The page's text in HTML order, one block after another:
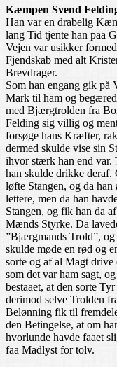
Kæmpen Svend
Han var en drabelig
lang Tid tjente han paa
Vejen var usikker
Fjendskab med alt
Brevdrager.
Som han engang gik på
Mark til ham og
med Bjærgtrolden fra
Felding sig villig og
forsøge hans Kræfter,
dermed skulde vise sin
ihvor stærk han end var.
han skulde drikke deraf.
løfte Stangen, og da
lettere, men da han
Stangen, og fik han da
Mænds Styrke. Da
”Bjærgmands Trold”, og
skulde møde en rød og
sorte og af al Magt drive
som det var ham sagt,
bestaaet, at den sorte
derimod selve Trolden
Belønning fik til
den Betingelse, at om
hvorlunde havde faaet
faa Madlyst for tolv.